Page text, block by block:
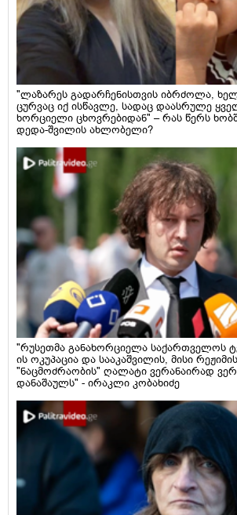
"ლაზარეს გადარჩენისთვის იბრძოლა,
ცურვაც იქ ისწავლე, სადაც დაასრულე
ხორციელი ცხოვრებიდან" – რას წერს
დედა-შვილის ახლობელი?
"რუსეთმა განახორციელა საქართველოს
ის ოკუპაცია და სააკაშვილის, მისი
"ნაცმოძრაობის" ღალატი ვერანაირად
დანაშაულს" - ირაკლი კობახიძე